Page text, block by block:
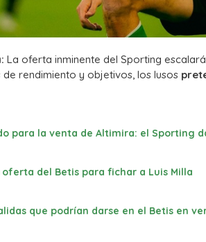
La oferta inminente del Sporting
rendimiento y objetivos, los lusos
para la venta de Altimira: el Sporting
del Betis para fichar a Luis Milla
que podrían darse en el Betis en